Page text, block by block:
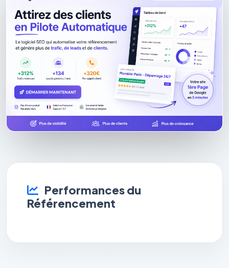
Performances du
Référencement